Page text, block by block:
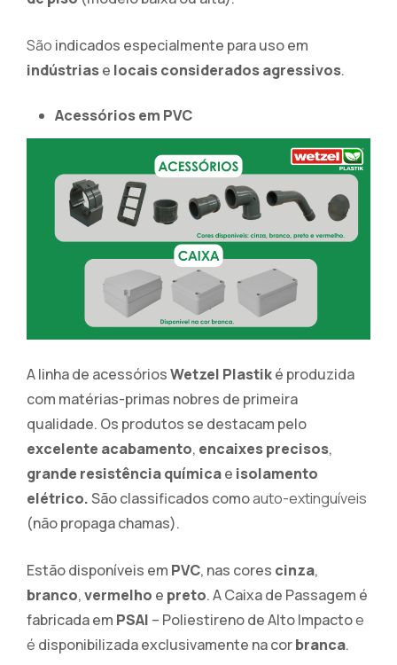
São indicados especialmente para uso em
indústriase locais considerados agressivos.
Acessórios em PVC
A linha de acessóriosWetzel Plastiké produzida
com matérias-primas nobres de primeira
qualidade. Os produtos se destacam pelo
excelente acabamento, encaixes precisos,
grande resistência químicae isolamento
elétrico.Sãoclassificados comoauto-extinguíveis
(não propaga chamas).
Estão disponíveis em PVC, nas cores cinza,
branco,vermelho e preto. A Caixa de Passagem é
fabricada em PSAI – Poliestireno de Alto Impactoe
é disponibilizada exclusivamente na corbranca.